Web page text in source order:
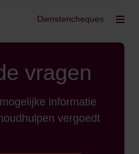
Dienstencheques
vragen
informatie
vergoedt